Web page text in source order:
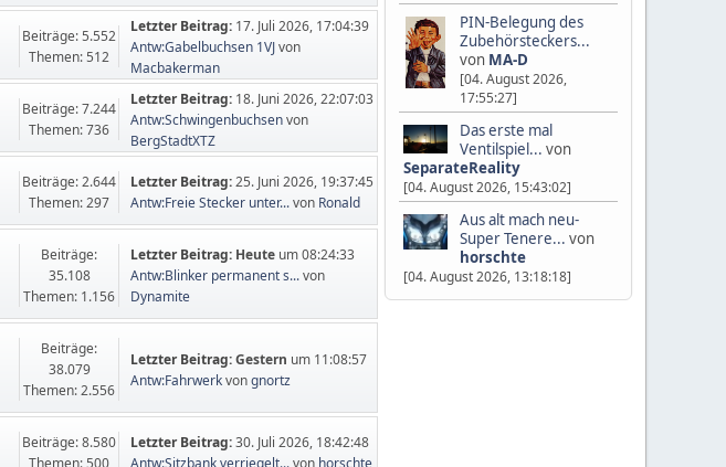
PIN-Belegung des
Zubehörsteckers...
von MA-D
[04. August 2026,
17:55:27]
Das erste mal
Ventilspiel... von
SeparateReality
[04. August 2026, 15:43:02]
Aus alt mach neu-
Super Tenere... von
horschte
[04. August 2026, 13:18:18]
Beiträge: 5.552
Themen: 512
Letzter Beitrag: 17. Juli 2026, 17:04:39
Antw:Gabelbuchsen 1VJvon
Macbakerman
Beiträge: 7.244
Themen: 736
Letzter Beitrag: 18. Juni 2026, 22:07:03
Antw:Schwingenbuchsenvon
BergStadtXTZ
Beiträge: 2.644
Themen: 297
Letzter Beitrag:25. Juni 2026, 19:37:45
Antw:Freie Stecker unter...von Ronald
Beiträge:
35.108
Themen: 1.156
Letzter Beitrag: Heute um 08:24:33
Antw:Blinker permanent s...von
Dynamite
Beiträge:
38.079
Themen: 2.556
Letzter Beitrag:Gestern um 11:08:57
Antw:Fahrwerkvongnortz
Beiträge: 8.580
Themen: 500
Letzter Beitrag:30. Juli 2026, 18:42:48
Antw:Sitzbank verriegelt...von horschte